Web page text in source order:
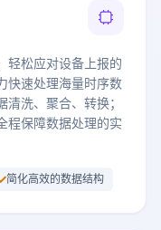
轻松应对设备上报的
快速处理海量时序数
洗、聚合、转换；
程保障数据处理的实
简化高效的数据结构